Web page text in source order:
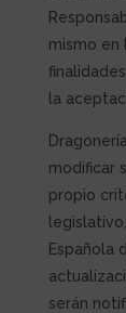
mismo en
la
modificar
propio
Española
serán